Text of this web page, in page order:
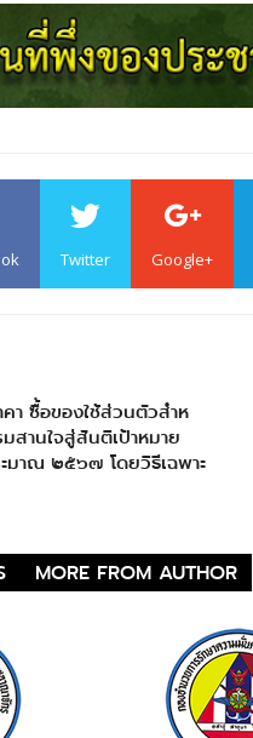
Twitter Google+
คา ซื้อของใช้ส่วนตัวสำห
สานใจสู่สันติเป้าหมาย
มาณ ๒๕๖๗ โดยวิธีเฉพาะ
MORE FROM AUTHOR